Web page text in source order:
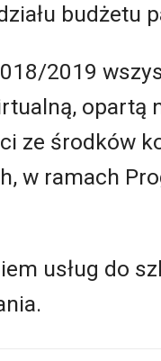
budżetu
2019
opartą
ze środków
w ramach
usług do